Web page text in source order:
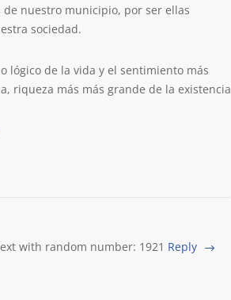
nuestro municipio, por ser ellas
sociedad.
lógico de la vida y el sentimiento más
riqueza más más grande de la existencia
with random number: 1921 Reply